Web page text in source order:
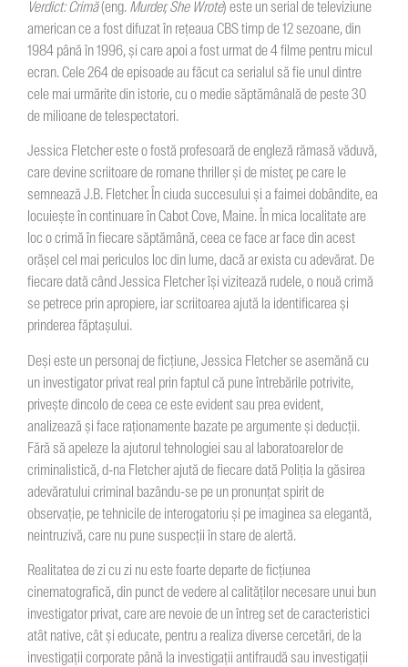
Verdict: Crimă(eng. Murder, She Wrote) este un serial de televiziune
american ce a fost difuzat în rețeaua CBS timp de 12 sezoane, din
1984 până în 1996, și care apoi a fost urmat de 4 filme pentru micul
ecran. Cele 264 de episoade au făcut ca serialul să fie unul dintre
cele mai urmărite din istorie, cu o medie săptămânală de peste 30
de milioane de telespectatori.
Jessica Fletcher este o fostă profesoară de engleză rămasă văduvă,
care devine scriitoare de romane thriller și de mister, pe care le
semnează J.B. Fletcher. În ciuda succesului și a faimei dobândite, ea
locuiește în continuare în Cabot Cove, Maine. În mica localitate are
loc o crimă în fiecare săptămână, ceea ce face ar face din acest
orășel cel mai periculos loc din lume, dacă ar exista cu adevărat. De
fiecare dată când Jessica Fletcher își vizitează rudele, o nouă crimă
se petrece prin apropiere, iar scriitoarea ajută la identificarea și
prinderea făptașului.
Deși este un personaj de ficțiune, Jessica Fletcher se asemănă cu
un investigator privat real prin faptul că pune întrebările potrivite,
privește dincolo de ceea ce este evident sau prea evident,
analizează și face raționamente bazate pe argumente și deducții.
Fără să apeleze la ajutorul tehnologiei sau al laboratoarelor de
criminalistică, d-na Fletcher ajută de fiecare dată Poliția la găsirea
adevăratului criminal bazându-se pe un pronunțat spirit de
observație, pe tehnicile de interogatoriu și pe imaginea sa elegantă,
neintruzivă, care nu pune suspecții în stare de alertă.
Realitatea de zi cu zi nu este foarte departe de ficțiunea
cinematografică, din punct de vedere al calităților necesare unui bun
investigator privat, care are nevoie de un întreg set de caracteristici
atât native, cât și educate, pentru a realiza diverse cercetări, de la
investigații corporate până la investigații antifraudă sau investigații